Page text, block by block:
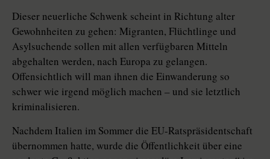
Dieser neuerliche Schwenk scheint in Richtung alter
Gewohnheiten zu gehen: Migranten, Flüchtlinge und
Asylsuchende sollen mit allen verfügbaren Mitteln
abgehalten werden, nach Europa zu gelangen.
Offensichtlich will man ihnen die Einwanderung so
schwer wie irgend möglich machen – und sie letztlich
kriminalisieren.
Nachdem Italien im Sommer die EU-Ratspräsidentschaft
übernommen hatte, wurde die Öffentlichkeit über eine